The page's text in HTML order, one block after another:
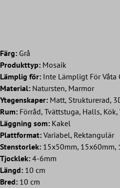
Färg: Grå
Produkttyp: Mosaik
Lämplig för: Inte Lämpligt För Våta
Material: Natursten, Marmor
Ytegenskaper: Matt, Strukturerad,
Rum: Förråd, Tvättstuga, Halls, Kök,
Läggning som: Kakel
Plattformat: Variabel, Rektangulär
Stenstorlek: 15x50mm, 15x60mm,
Tjocklek: 4-6mm
Längd: 10 cm
Bred: 10 cm